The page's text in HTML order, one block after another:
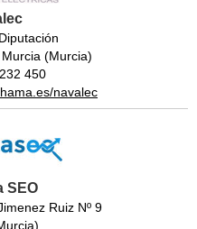
(Murcia)
450
navalec
SEO
Ruiz Nº 9